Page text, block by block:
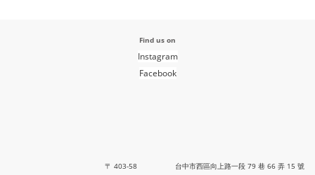
Find us on
Instagram
Facebook
〒 403-58 台中市西區向上路一段 79 巷 66 弄 15 號